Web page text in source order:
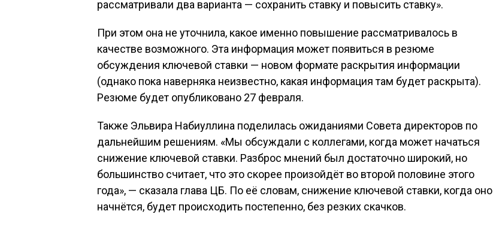
рассматривали два варианта — сохранить ставку и повысить ставку».
При этом она не уточнила, какое именно повышение рассматривалось в
качестве возможного. Эта информация может появиться в резюме
обсуждения ключевой ставки — новом формате раскрытия информации
(однако пока наверняка неизвестно, какая информация там будет раскрыта).
Резюме будет опубликовано 27 февраля.
Также Эльвира Набиуллина поделилась ожиданиями Совета директоров по
дальнейшим решениям. «Мы обсуждали с коллегами, когда может начаться
снижение ключевой ставки. Разброс мнений был достаточно широкий, но
большинство считает, что это скорее произойдёт во второй половине этого
года», — сказала глава ЦБ. По её словам, снижение ключевой ставки, когда оно
начнётся, будет происходить постепенно, без резких скачков.